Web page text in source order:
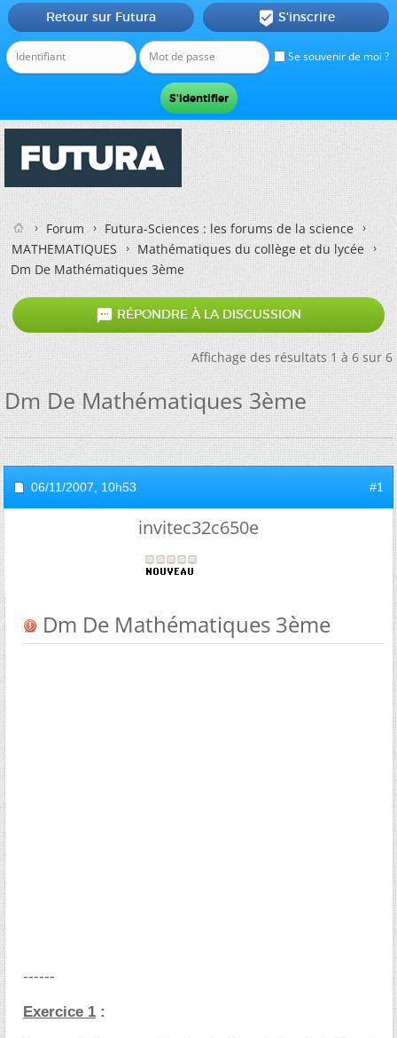
Se souvenir de moi ?
Retour sur Futura  S'inscrire
Forum
Futura-Sciences : les forums de la science
MATHEMATIQUES
Mathématiques du collège et du lycée
Dm De Mathématiques 3ème
 RÉPONDRE À LA DISCUSSION
Affichage des résultats 1 à 6 sur 6
Dm De Mathématiques 3ème
06/11/2007, 10h53 #1
invitec32c650e
Dm De Mathématiques 3ème
------
Exercice 1 :